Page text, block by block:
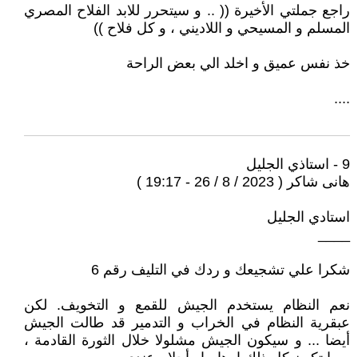
راجع جملتي الأخيرة (( .. و سيتحرر للابد الفلاح المصري
المسلم و المسيحي و اللاديني ، و كل فلاح ))
خذ نفس عميق و اخلد الي بعض الراحة
....
9 - استاذي الجليل
هانى شاكر ( 2023 / 8 / 26 - 19:17 )
استادي الجليل
شكرا علي تشجيعك و ردك في التليف رقم 6
نعم النظام يستخدم الجيش للقمع و التخويف. لكن
عبقرية النظام في الخراب و التدمير قد طالت الجيش
أيضا ... و سيكون الجيش مشلولا خلال الثورة القادمة ،